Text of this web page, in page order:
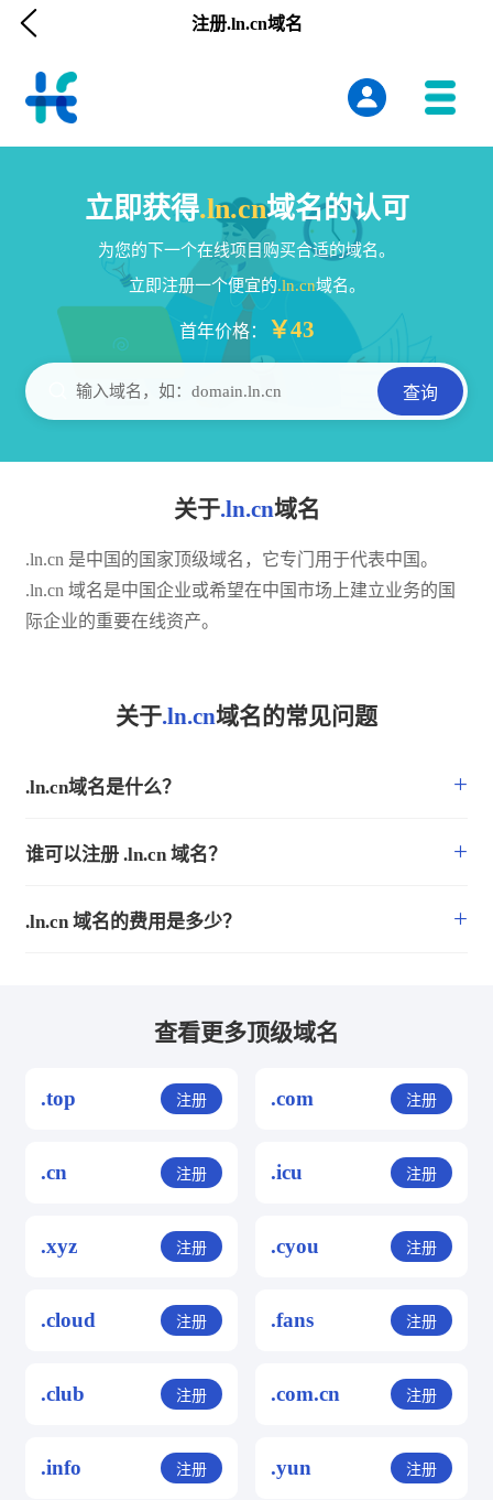
 注册.ln.cn域名
立即获得.ln.cn域名的认可
为您的下一个在线项目购买合适的域名。
立即注册一个便宜的.ln.cn域名。
首年价格： ￥43
输入域名，如：domain.ln.cn 查询
关于.ln.cn域名
.ln.cn 是中国的国家顶级域名，它专门用于代表中国。
.ln.cn 域名是中国企业或希望在中国市场上建立业务的国
际企业的重要在线资产。
关于.ln.cn域名的常见问题
.ln.cn域名是什么？ +
谁可以注册 .ln.cn 域名？ +
.ln.cn 域名的费用是多少？ +
查看更多顶级域名
.top 注册 .com 注册
.cn 注册 .icu 注册
.xyz 注册 .cyou 注册
.cloud 注册 .fans 注册
.club 注册 .com.cn 注册
.info 注册 .yun 注册